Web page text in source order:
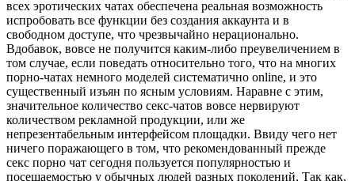
всех эротических чатах обеспечена реальная возможность
испробовать все функции без создания аккаунта и в
свободном доступе, что чрезвычайно нерационально.
Вдобавок, вовсе не получится каким-либо преувеличением в
том случае, если поведать относительно того, что на многих
порно-чатах немного моделей систематично online, и это
существенный изъян по ясным условиям. Наравне с этим,
значительное количество секс-чатов вовсе нервируют
количеством рекламной продукции, или же
непрезентабельным интерфейсом площадки. Ввиду чего нет
ничего поражающего в том, что рекомендованный прежде
секс порно чат сегодня пользуется популярностью и
посещаемостью у обычных людей разных поколений. Так как,